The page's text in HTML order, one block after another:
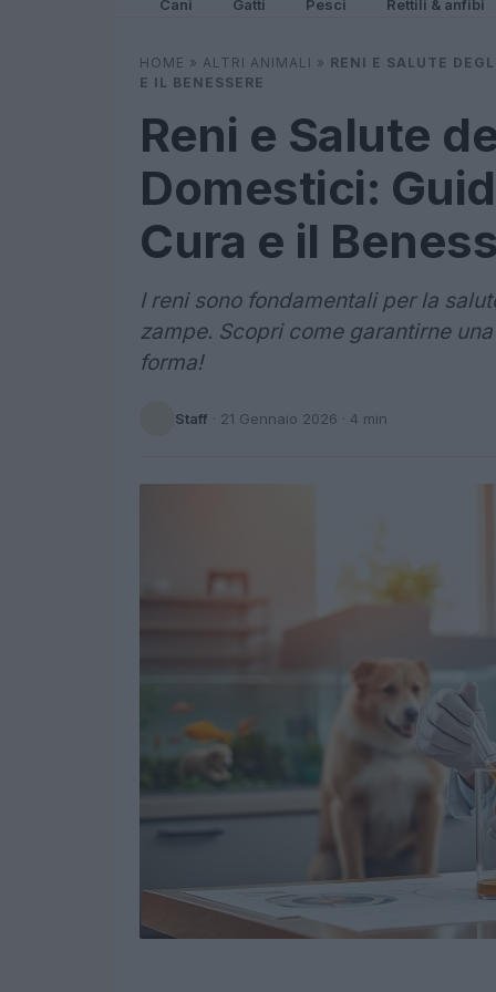
Cani Gatti Pesci Rettili & anfibi
HOME » ALTRI ANIMALI » RENI E SALUTE
E IL BENESSERE
Reni e Salute
Domestici:
Cura e il
I reni sono fondamentali per la
zampe. Scopri come garantirne
forma!
Staff · 21 Gennaio 2026 · 4 min